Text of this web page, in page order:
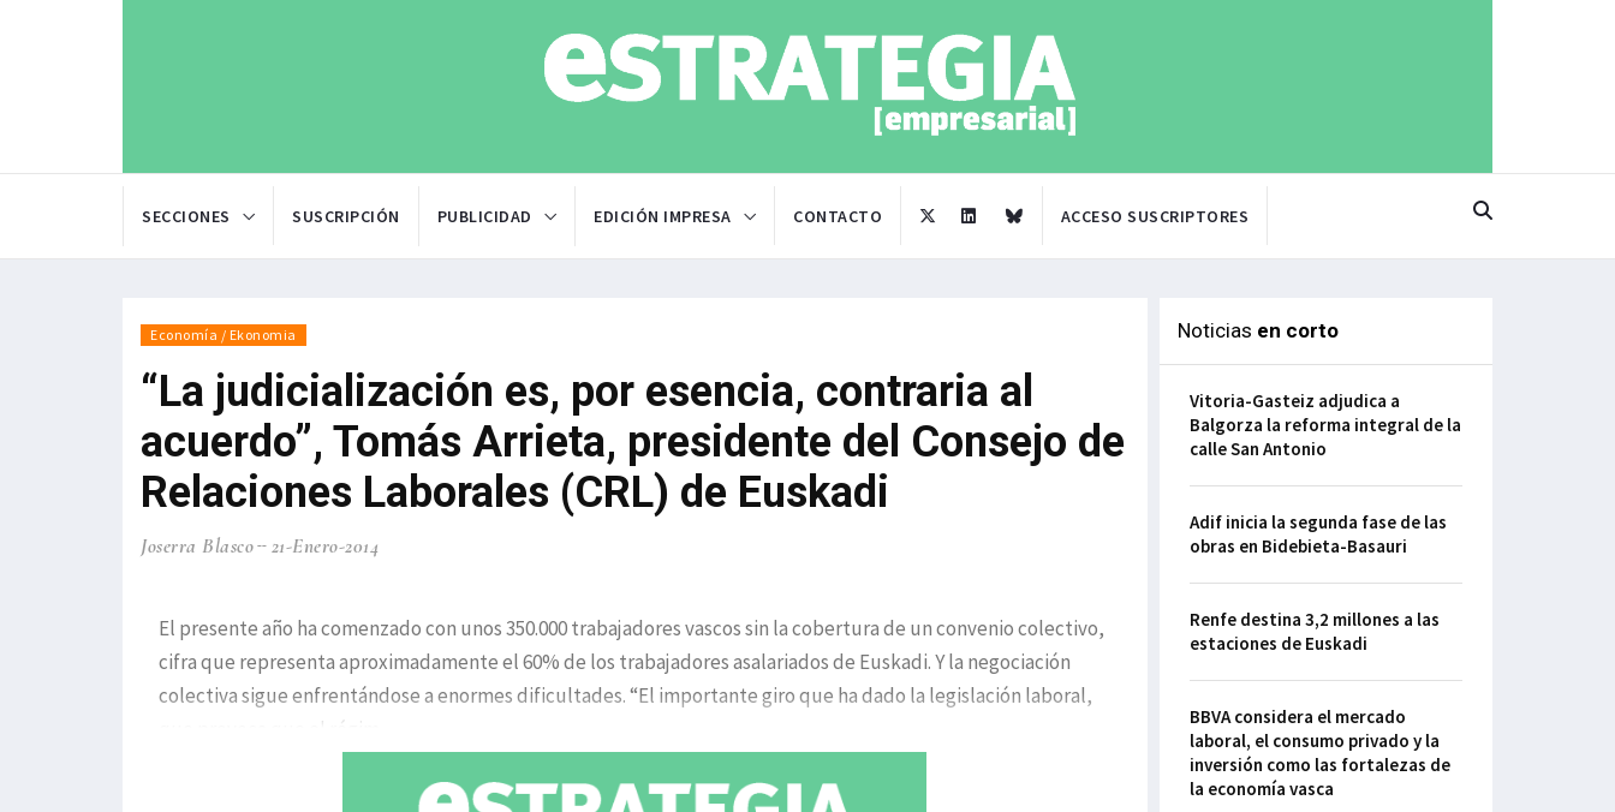
SECCIONES SUSCRIPCIÓN PUBLICIDAD EDICIÓN IMPRESA CONTACTO ACCESO SUSCRIPTORES
Economía / Ekonomia
“La judicialización es, por esencia, contraria al
acuerdo”, Tomás Arrieta, presidente del Consejo de
Relaciones Laborales (CRL) de Euskadi
Joserra Blasco 21-Enero-2014
El presente año ha comenzado con unos 350.000 trabajadores vascos sin la cobertura de un convenio colectivo,
cifra que representa aproximadamente el 60% de los trabajadores asalariados de Euskadi. Y la negociación
colectiva sigue enfrentándose a enormes dificultades. “El importante giro que ha dado la legislación laboral,
que provoca que el régim
Noticias en corto
Vitoria-Gasteiz adjudica a
Balgorza la reforma integral de la
calle San Antonio
Adif inicia la segunda fase de las
obras en Bidebieta-Basauri
Renfe destina 3,2 millones a las
estaciones de Euskadi
BBVA considera el mercado
laboral, el consumo privado y la
inversión como las fortalezas de
la economía vasca